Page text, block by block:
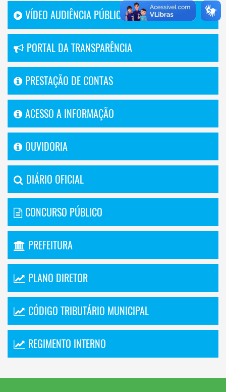
VÍDEO AUDIÊNCIA PÚBLICA
PORTAL DA TRANSPARÊNCIA
PRESTAÇÃO DE CONTAS
ACESSO A INFORMAÇÃO
OUVIDORIA
DIÁRIO OFICIAL
CONCURSO PÚBLICO
PREFEITURA
PLANO DIRETOR
CÓDIGO TRIBUTÁRIO MUNICIPAL
REGIMENTO INTERNO